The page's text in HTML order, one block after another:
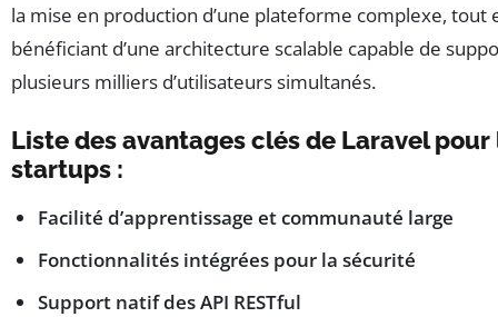
la mise en production d’une plateforme complexe, tout
bénéficiant d’une architecture scalable capable de
plusieurs milliers d’utilisateurs simultanés.
Liste des avantages clés de Laravel pour
startups :
Facilité d’apprentissage et communauté large
Fonctionnalités intégrées pour la sécurité
Support natif des API RESTful